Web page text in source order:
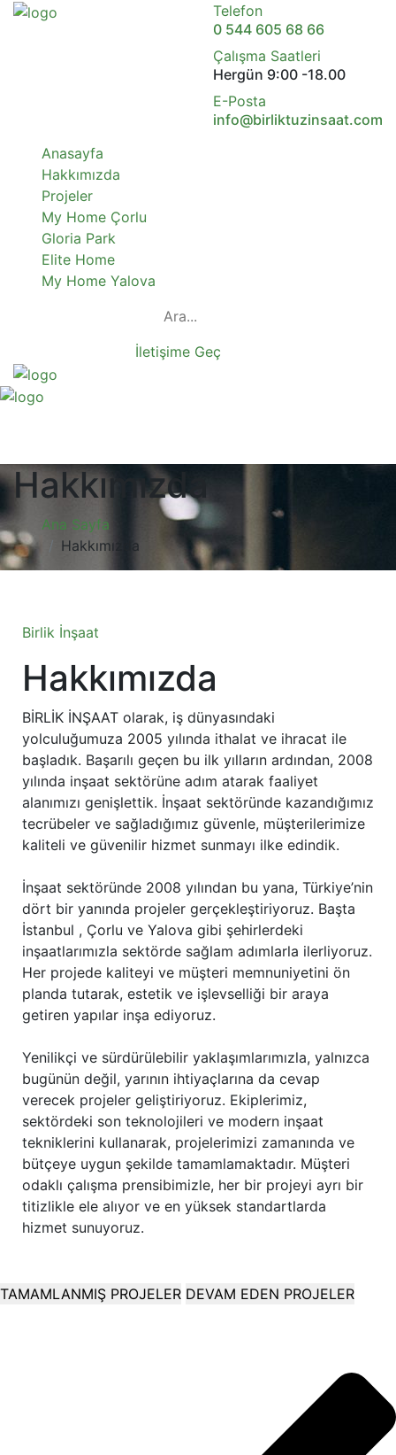
Telefon
0 544 605 68 66
Çalışma Saatleri
Hergün 9:00 -18.00
E-Posta
info@birliktuzinsaat.com
Anasayfa
Hakkımızda
Projeler
My Home Çorlu
Gloria Park
Elite Home
My Home Yalova
İletişime Geç
Hakkımızda
Ana Sayfa
Hakkımızda
Birlik İnşaat
Hakkımızda
BİRLİK İNŞAAT olarak, iş dünyasındaki
yolculuğumuza 2005 yılında ithalat ve ihracat ile
başladık. Başarılı geçen bu ilk yılların ardından, 2008
yılında inşaat sektörüne adım atarak faaliyet
alanımızı genişlettik. İnşaat sektöründe kazandığımız
tecrübeler ve sağladığımız güvenle, müşterilerimize
kaliteli ve güvenilir hizmet sunmayı ilke edindik.
İnşaat sektöründe 2008 yılından bu yana, Türkiye’nin
dört bir yanında projeler gerçekleştiriyoruz. Başta
İstanbul , Çorlu ve Yalova gibi şehirlerdeki
inşaatlarımızla sektörde sağlam adımlarla ilerliyoruz.
Her projede kaliteyi ve müşteri memnuniyetini ön
planda tutarak, estetik ve işlevselliği bir araya
getiren yapılar inşa ediyoruz.
Yenilikçi ve sürdürülebilir yaklaşımlarımızla, yalnızca
bugünün değil, yarının ihtiyaçlarına da cevap
verecek projeler geliştiriyoruz. Ekiplerimiz,
sektördeki son teknolojileri ve modern inşaat
tekniklerini kullanarak, projelerimizi zamanında ve
bütçeye uygun şekilde tamamlamaktadır. Müşteri
odaklı çalışma prensibimizle, her bir projeyi ayrı bir
titizlikle ele alıyor ve en yüksek standartlarda
hizmet sunuyoruz.
TAMAMLANMIŞ PROJELER DEVAM EDEN PROJELER